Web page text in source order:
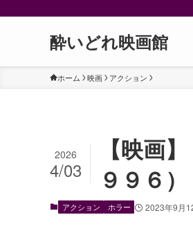
酔いどれ映画館
ホーム 映画 アクション
【映画
９９６）
2026
4/03
アクション ホラー 2023年9月